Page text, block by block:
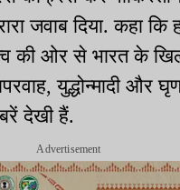
जवाब दिया. कहा कि
की ओर से भारत के
युद्धोन्मादी और
देखी हैं.
Advertisement